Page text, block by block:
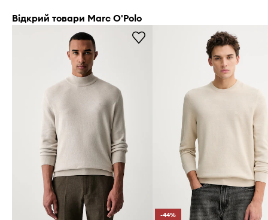
Відкрий товари Marc O'Polo
-44%